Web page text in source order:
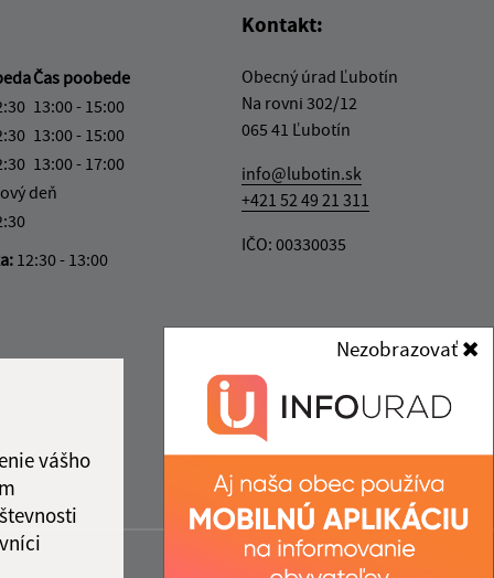
vášho
Nezobrazovať
Čas poobede
13:00 - 15:00
13:00 - 15:00
13:00 - 17:00
deň
12:30 - 13:00
Kontakt:
Obecný úrad Ľubotín
Na rovni 302/12
065 41 Ľubotín
info@lubotin.sk
+421 52 49 21 311
IČO: 00330035